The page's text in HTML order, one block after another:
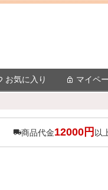
お気に入り マイペ
商品代金12000円 以